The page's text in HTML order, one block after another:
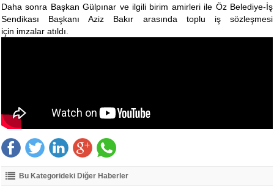
Daha sonra Başkan Gülpınar ve ilgili birim amirleri ile Öz Belediye-İş
Sendikası Başkanı Aziz Bakır arasında toplu iş sözleşmesi
için imzalar atıldı.
Bu Kategorideki Diğer Haberler